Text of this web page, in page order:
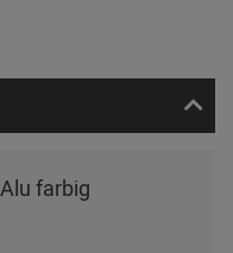
farbig